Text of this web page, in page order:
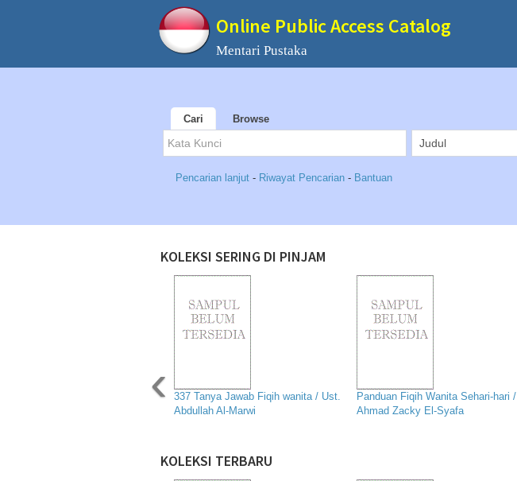
Online Public Access Catalog
Mentari Pustaka
Cari Browse
Pencarian lanjut - Riwayat Pencarian - Bantuan
KOLEKSI SERING DI PINJAM
337 Tanya Jawab Fiqih wanita / Ust.
Abdullah Al-Marwi
Panduan Fiqih Wanita Sehari-hari /
Ahmad Zacky El-Syafa
‹
KOLEKSI TERBARU